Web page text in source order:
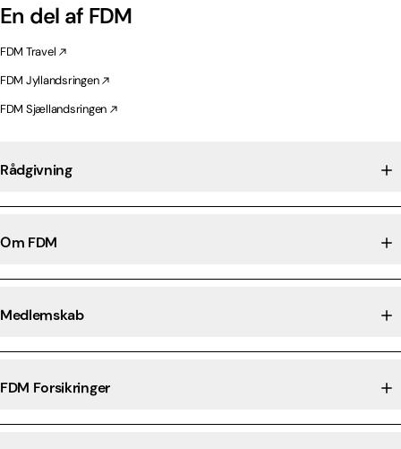
En del af FDM
FDM Travel
FDM Jyllandsringen
FDM Sjællandsringen
Rådgivning
Om FDM
Medlemskab
FDM Forsikringer